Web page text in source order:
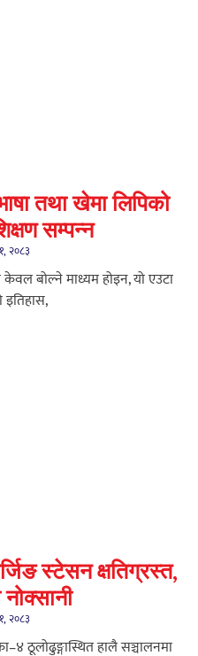
तथा खेमा लिपिको
सम्पन्न
२०८३
बोल्ने माध्यम होइन, यो एउटा
स्टेसन क्षतिग्रस्त,
२०८३
ठूलोढुङ्गास्थित हालै सञ्चालनमा